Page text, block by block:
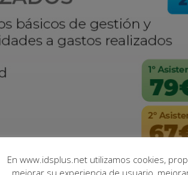
En www.idsplus.net utilizamos cookies,